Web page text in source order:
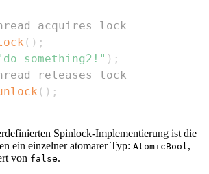
acquires lock
( ) ;
something2!" ) ;
releases lock
( ) ;
Spinlock-Implementierung ist die
ein einzelner atomarer Typ: AtomicBool ,
von false.